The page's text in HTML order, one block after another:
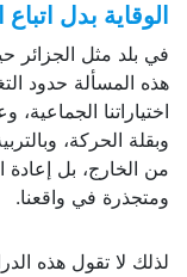
الوقاية بدل
في بلد مثل الجزائر
هذه المسألة حدود
اختياراتنا الجماعية،
وبقلة الحركة،
من الخارج، بل إعادة
ومتجذرة في واقعنا.
لذلك لا تقول هذه